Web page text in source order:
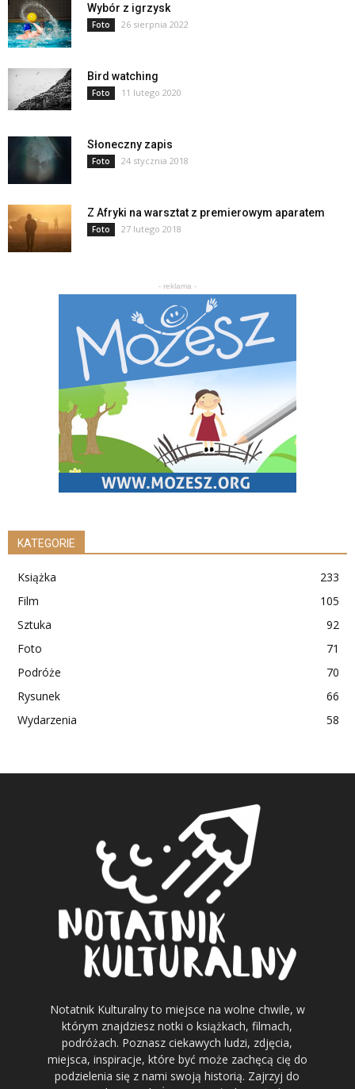
Wybór z igrzysk
Foto 26 sierpnia 2022
Bird watching
Foto 11 lutego 2020
Słoneczny zapis
Foto 24 stycznia 2018
Z Afryki na warsztat z premierowym aparatem
Foto 27 lutego 2018
- reklama -
KATEGORIE
Książka
233
Film
105
Sztuka
92
Foto
71
Podróże
70
Rysunek
66
Wydarzenia
58
Notatnik Kulturalny to miejsce na wolne chwile, w
którym znajdziesz notki o książkach, filmach,
podróżach. Poznasz ciekawych ludzi, zdjęcia,
miejsca, inspiracje, które być może zachęcą cię do
podzielenia się z nami swoją historią. Zajrzyj do